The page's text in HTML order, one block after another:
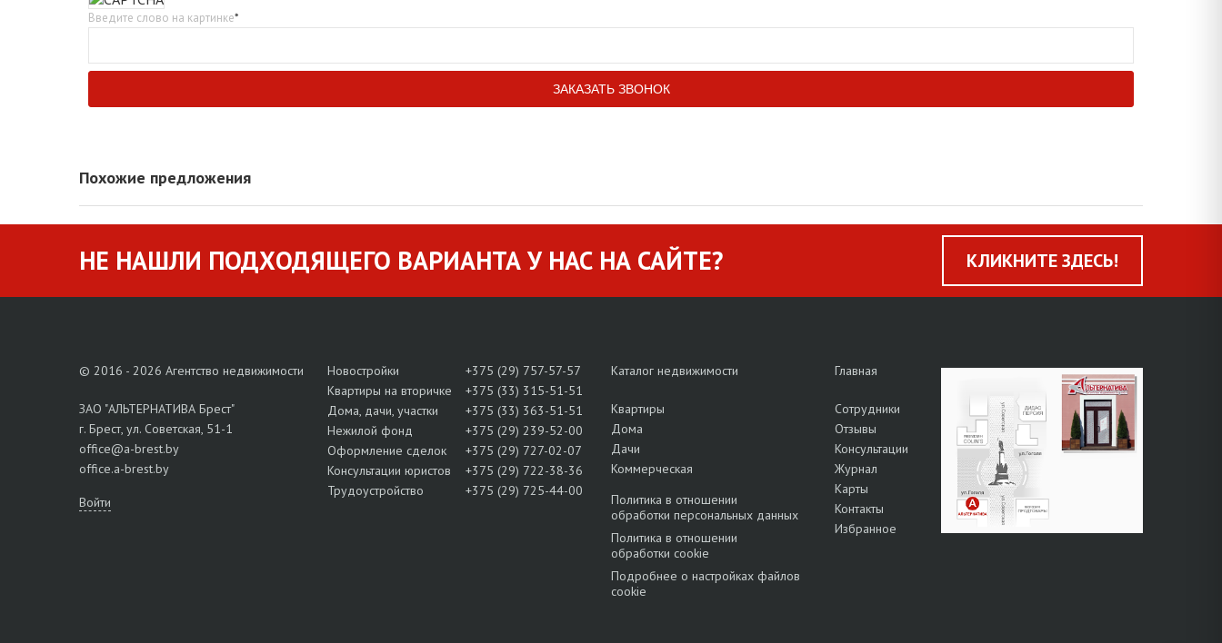
Введите слово на картинке*
Похожие предложения
НЕ НАШЛИ ПОДХОДЯЩЕГО ВАРИАНТА У НАС НА САЙТЕ? КЛИКНИТЕ ЗДЕСЬ!
© 2016 - 2026 Агентство недвижимости
ЗАО "АЛЬТЕРНАТИВА Брест"
г. Брест, ул. Советская, 51-1
office@a-brest.by
office.a-brest.by
Войти
Новостройки
+375 (29) 757-57-57
Квартиры на вторичке
+375 (33) 315-51-51
Дома, дачи, участки
+375 (33) 363-51-51
Нежилой фонд
+375 (29) 239-52-00
Оформление сделок
+375 (29) 727-02-07
Консультации юристов
+375 (29) 722-38-36
Трудоустройство
+375 (29) 725-44-00
Каталог недвижимости
Квартиры
Дома
Дачи
Коммерческая
Политика в отношении
обработки персональных данных
Политика в отношении
обработки cookie
Подробнее о настройках файлов
cookie
Главная
Сотрудники
Отзывы
Консультации
Журнал
Карты
Контакты
Избранное